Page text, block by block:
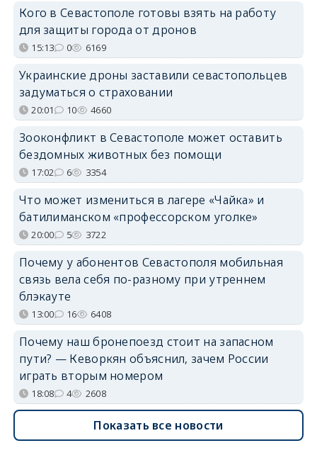
Кого в Севастополе готовы взять на работу
для защиты города от дронов
15:13 0 6169
Украинские дроны заставили севастопольцев
задуматься о страховании
20:01 10 4660
Зооконфликт в Севастополе может оставить
бездомных животных без помощи
17:02 6 3354
Что может измениться в лагере «Чайка» и
батилиманском «профессорском уголке»
20:00 5 3722
Почему у абонентов Севастополя мобильная
связь вела себя по-разному при утреннем
блэкауте
13:00 16 6408
Почему наш бронепоезд стоит на запасном
пути? — Кеворкян объяснил, зачем России
играть вторым номером
18:08 4 2608
Показать все новости